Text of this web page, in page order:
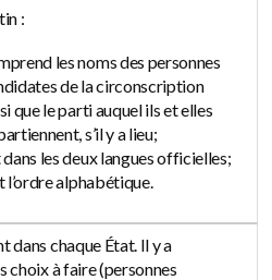
:
les noms des personnes
de la circonscription
que le parti auquel ils et elles
s’il y a lieu;
dans les deux langues officielles;
l’ordre alphabétique.
dans chaque État. Il y a
choix à faire (personnes